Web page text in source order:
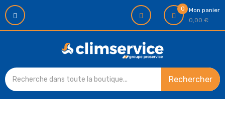
0
Mon panier
0,00 €
Rechercher